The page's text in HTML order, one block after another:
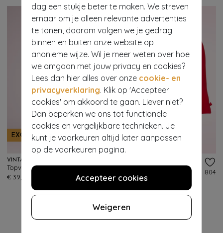
dag een stukje beter te maken. We streven
ernaar om je alleen relevante advertenties
te tonen, daarom volgen we je gedrag
binnen en buiten onze website op
anonieme wijze. Wil je meer weten over hoe
we omgaan met jouw privacy en cookies?
Lees dan hier alles over onze cookie- en
privacyverklaring. Klik op 'Accepteer
cookies' om akkoord te gaan. Liever niet?
Dan beperken we ons tot functionele
cookies en vergelijkbare technieken. Je
kunt je voorkeuren altijd later aanpassen
op de voorkeuren pagina.
Accepteer cookies
Weigeren
EXCLUSIEF
Topvintage exclusive ~ Lena lederlook pencil rok in rood
€ 39,95
Modern Love Top in rood
€ 45,95
804